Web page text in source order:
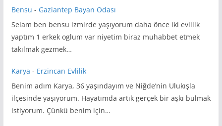
Bensu - Gaziantep Bayan Odası
Selam ben bensu izmirde yaşıyorum daha önce iki evlilik
yaptım 1 erkek oglum var niyetim biraz muhabbet etmek
takılmak gezmek…
Karya - Erzincan Evlilik
Benim adım Karya, 36 yaşındayım ve Niğde’nin Ulukışla
ilçesinde yaşıyorum. Hayatımda artık gerçek bir aşkı bulmak
istiyorum. Çünkü benim için…